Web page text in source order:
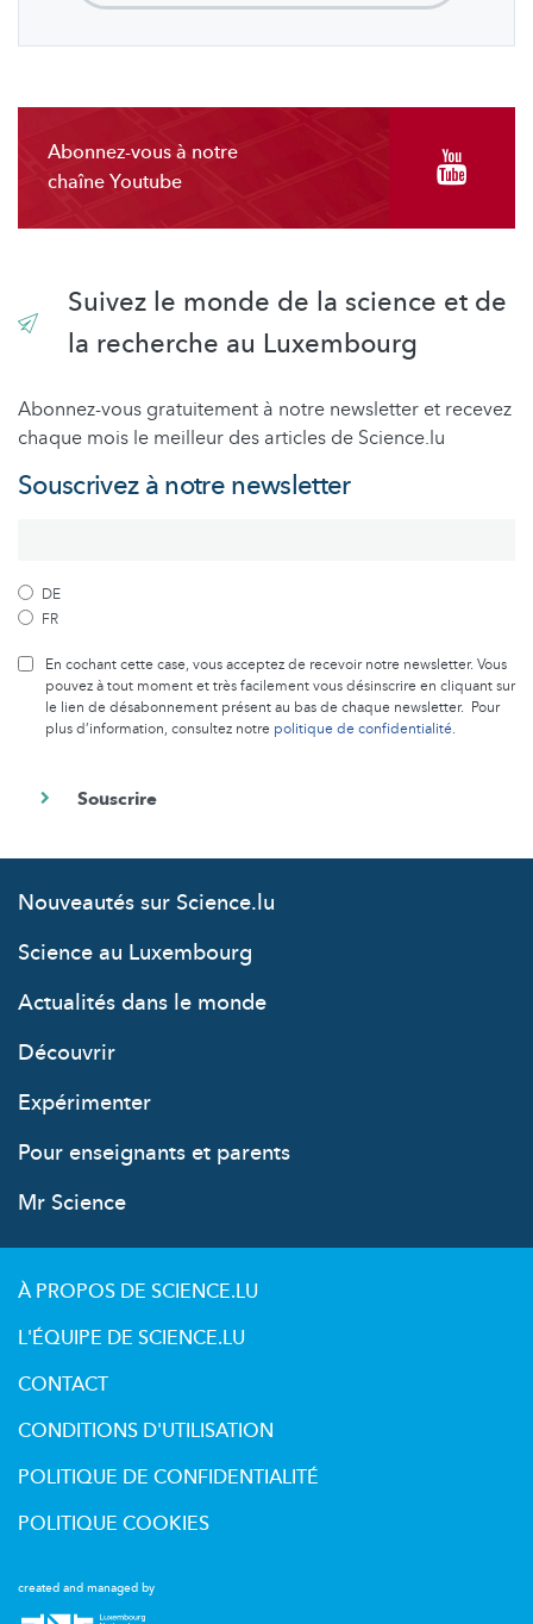
Abonnez-vous à notre
chaîne Youtube
Suivez le monde de la science et de
la recherche au Luxembourg
Abonnez-vous gratuitement à notre newsletter et recevez
chaque mois le meilleur des articles de Science.lu
Souscrivez à notre newsletter
DE
FR
En cochant cette case, vous acceptez de recevoir notre newsletter. Vous
pouvez à tout moment et très facilement vous désinscrire en cliquant sur
le lien de désabonnement présent au bas de chaque newsletter. Pour
plus d’information, consultez notre politique de confidentialité.
Nouveautés sur Science.lu
Science au Luxembourg
Actualités dans le monde
Découvrir
Expérimenter
Pour enseignants et parents
Mr Science
created and managed by
À PROPOS DE SCIENCE.LU
L'ÉQUIPE DE SCIENCE.LU
CONTACT
CONDITIONS D'UTILISATION
POLITIQUE DE CONFIDENTIALITÉ
POLITIQUE COOKIES